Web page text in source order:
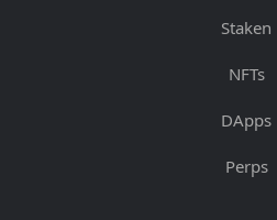
Staken
NFTs
DApps
Perps